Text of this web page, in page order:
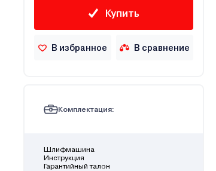
Купить
В избранное В сравнение
Комплектация:
Шлифмашина
Инструкция
Гарантийный талон